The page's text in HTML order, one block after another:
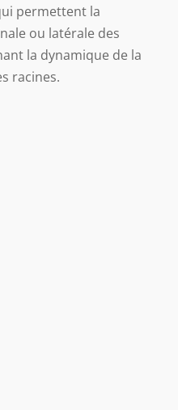
permettent la
ou latérale des
la dynamique de la
racines.